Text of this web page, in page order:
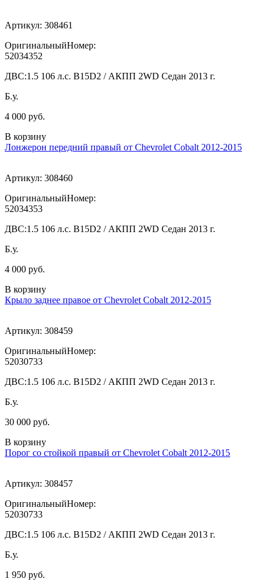
Артикул: 308461
ОригинальныйНомер:
52034352
ДВС:1.5 106 л.с. B15D2 / АКПП 2WD Седан 2013 г.
Б.у.
4 000 руб.
В корзину
Лонжерон передний правый от Chevrolet Cobalt 2012-2015
Артикул: 308460
ОригинальныйНомер:
52034353
ДВС:1.5 106 л.с. B15D2 / АКПП 2WD Седан 2013 г.
Б.у.
4 000 руб.
В корзину
Крыло заднее правое от Chevrolet Cobalt 2012-2015
Артикул: 308459
ОригинальныйНомер:
52030733
ДВС:1.5 106 л.с. B15D2 / АКПП 2WD Седан 2013 г.
Б.у.
30 000 руб.
В корзину
Порог со стойкой правый от Chevrolet Cobalt 2012-2015
Артикул: 308457
ОригинальныйНомер:
52030733
ДВС:1.5 106 л.с. B15D2 / АКПП 2WD Седан 2013 г.
Б.у.
1 950 руб.